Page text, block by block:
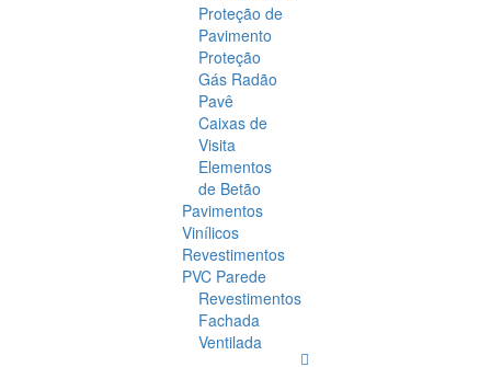
Proteção de
Pavimento
Proteção
Gás Radão
Pavê
Caixas de
Visita
Elementos
de Betão
Pavimentos
Vinílicos
Revestimentos
PVC Parede
Revestimentos
Fachada
Ventilada